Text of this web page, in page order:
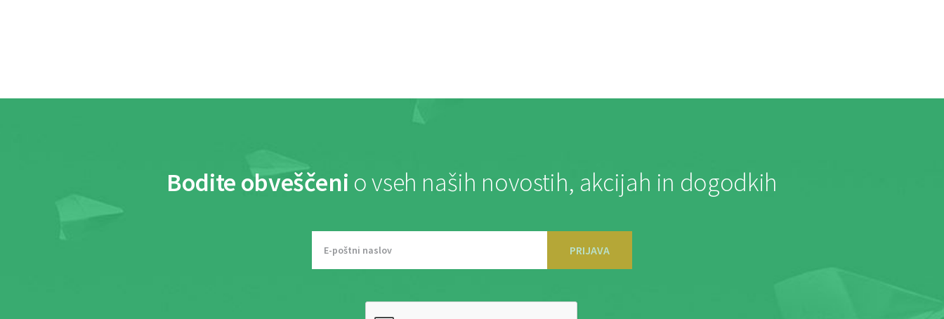
Bodite obveščeni o vseh naših novostih, akcijah in dogodkih
PRIJAVA